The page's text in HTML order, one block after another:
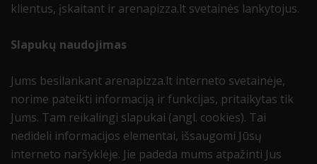
klientus, įskaitant ir arenapizza.lt svetainės lankytojus.
Slapukų naudojimas
Jums besilankant arenapizza.lt interneto svetainėje,
norime pateikti informaciją ir funkcijas, pritaikytas tik
Jums. Tam reikalingi slapukai (angl. cookies). Tai
nedideli informacijos elementai, išsaugomi Jūsų
interneto naršyklėje. Jie padeda mums atpažinti Jus